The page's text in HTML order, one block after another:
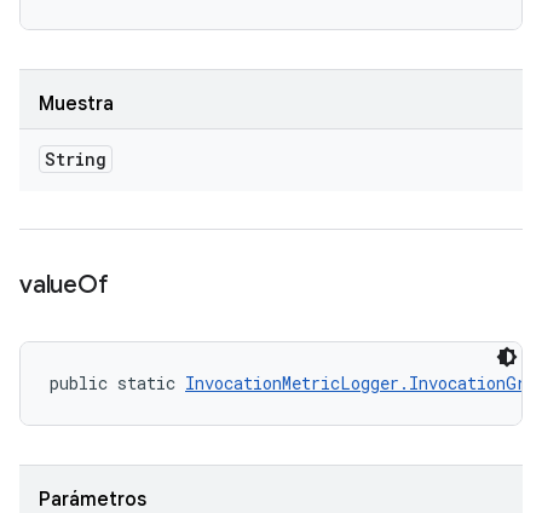
Muestra
String
valueOf
public static
Parámetros